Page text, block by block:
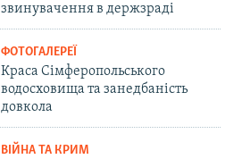
звинувачення в держзраді
ФОТОГАЛЕРЕЇ
Краса Сімферопольського
водосховища та занедбаність
довкола
ВІЙНА ТА КРИМ